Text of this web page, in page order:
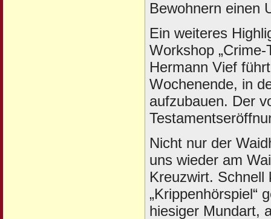
Bewohnern einen
Ein weiteres
Workshop
Hermann Vief
Wochenende, in
aufzubauen. Der
Nicht nur der
uns wieder am
Kreuzwirt. Schnell
„Krippenhörspiel“
hiesiger Mundart,